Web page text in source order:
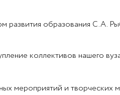
развития образования С.А.
коллективов нашего
мероприятий и творческих